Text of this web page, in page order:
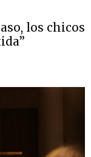
los chicos